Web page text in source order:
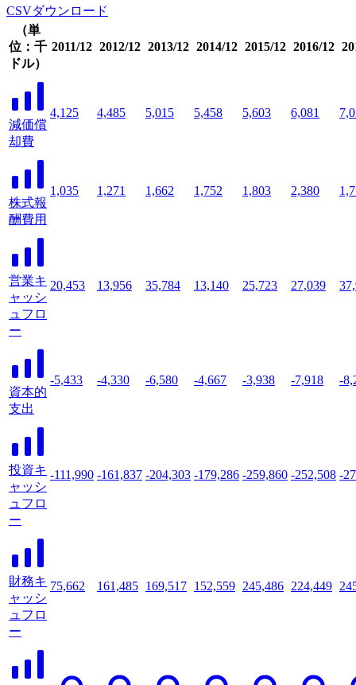
CSVダウンロード
（単
位：千
ドル）
2011/12 2012/12 2013/12 2014/12 2015/12 2016/12
減価償
却費
4,125 4,485 5,015 5,458 5,603 6,081
株式報
酬費用
1,035 1,271 1,662 1,752 1,803 2,380
営業キ
ャッシ
ュフロ
ー
20,453 13,956 35,784 13,140 25,723 27,039
資本的
支出
-5,433 -4,330 -6,580 -4,667 -3,938 -7,918 -
投資キ
ャッシ
ュフロ
ー
-111,990 -161,837 -204,303 -179,286 -259,860 -252,508 -
財務キ
ャッシ
ュフロ
ー
75,662 161,485 169,517 152,559 245,486 224,449